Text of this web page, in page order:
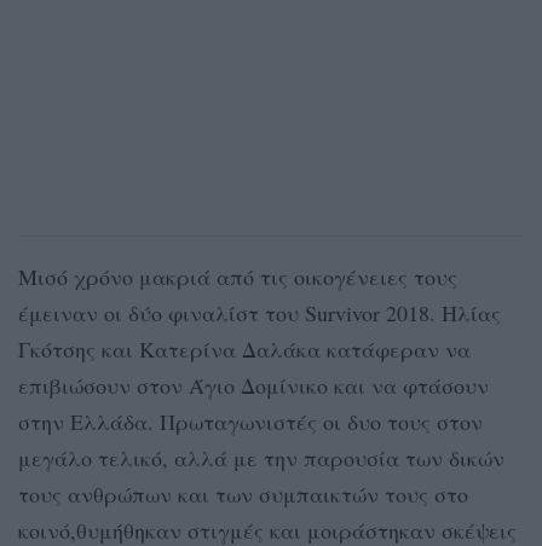
Μισό χρόνο μακριά από τις οικογένειες τους
έμειναν οι δύο φιναλίστ του Survivor 2018. Ηλίας
Γκότσης και Κατερίνα Δαλάκα κατάφεραν να
επιβιώσουν στον Άγιο Δομίνικο και να φτάσουν
στην Ελλάδα. Πρωταγωνιστές οι δυο τους στον
μεγάλο τελικό, αλλά με την παρουσία των δικών
τους ανθρώπων και των συμπαικτών τους στο
κοινό,θυμήθηκαν στιγμές και μοιράστηκαν σκέψεις